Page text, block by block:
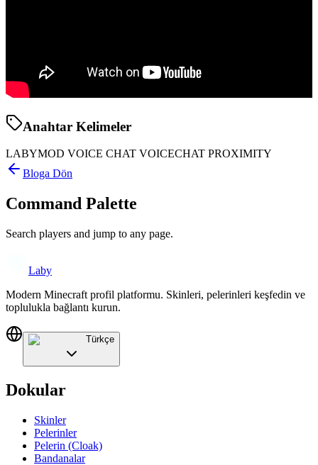
Anahtar Kelimeler
LABYMOD VOICE CHAT VOICECHAT PROXIMITY
Bloga Dön
Command Palette
Search players and jump to any page.
Laby
Modern Minecraft profil platformu. Skinleri, pelerinleri keşfedin ve
toplulukla bağlantı kurun.
Türkçe
Dokular
Skinler
Pelerinler
Pelerin (Cloak)
Bandanalar